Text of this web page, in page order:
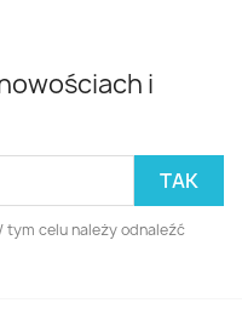
i
tym celu należy odnaleźć